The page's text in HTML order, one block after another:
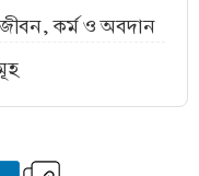
জীবন, কর্ম ও অবদান